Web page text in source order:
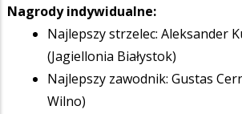
Nagrody indywidualne:
Najlepszy strzelec: Aleksander
(Jagiellonia Białystok)
Najlepszy zawodnik: Gustas
Wilno)